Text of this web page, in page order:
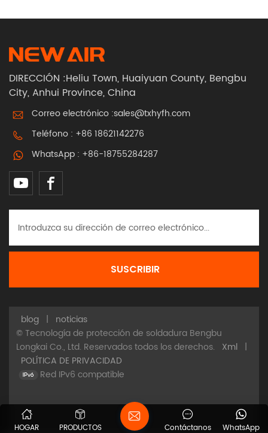
DIRECCIÓN :Heliu Town, Huaiyuan County, Bengbu
City, Anhui Province, China
Correo electrónico :sales@txhyfh.com
Teléfono : +86 18621142276
WhatsApp : +86-18755284287
blog |
noticias
© Tecnología de protección de soldadura Bengbu
Longkai Co., Ltd. Reservados todos los derechos.
Xml |
POLÍTICA DE PRIVACIDAD
Red IPv6 compatible
HOGAR PRODUCTOS WhatsApp
Contáctanos